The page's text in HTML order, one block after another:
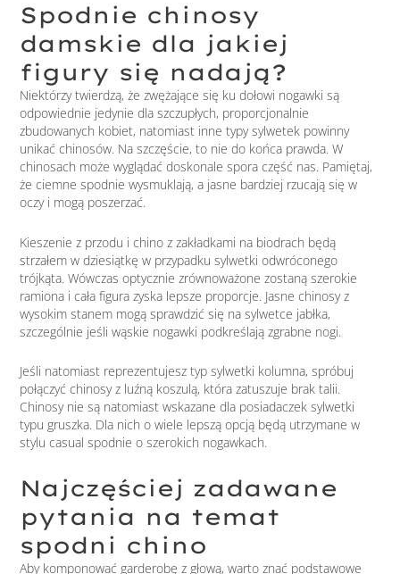
Spodnie chinosy
damskie dla jakiej
figury się nadają?
Niektórzy twierdzą, że zwężające się ku dołowi nogawki są
odpowiednie jedynie dla szczupłych, proporcjonalnie
zbudowanych kobiet, natomiast inne typy sylwetek powinny
unikać chinosów. Na szczęście, to nie do końca prawda. W
chinosach może wyglądać doskonale spora część nas. Pamiętaj,
że ciemne spodnie wysmuklają, a jasne bardziej rzucają się w
oczy i mogą poszerzać.
Kieszenie z przodu i chino z zakładkami na biodrach będą
strzałem w dziesiątkę w przypadku sylwetki odwróconego
trójkąta. Wówczas optycznie zrównoważone zostaną szerokie
ramiona i cała figura zyska lepsze proporcje. Jasne chinosy z
wysokim stanem mogą sprawdzić się na sylwetce jabłka,
szczególnie jeśli wąskie nogawki podkreślają zgrabne nogi.
Jeśli natomiast reprezentujesz typ sylwetki kolumna, spróbuj
połączyć chinosy z luźną koszulą, która zatuszuje brak talii.
Chinosy nie są natomiast wskazane dla posiadaczek sylwetki
typu gruszka. Dla nich o wiele lepszą opcją będą utrzymane w
stylu casual spodnie o szerokich nogawkach.
Najczęściej zadawane
pytania na temat
spodni chino
Aby komponować garderobę z głową, warto znać podstawowe